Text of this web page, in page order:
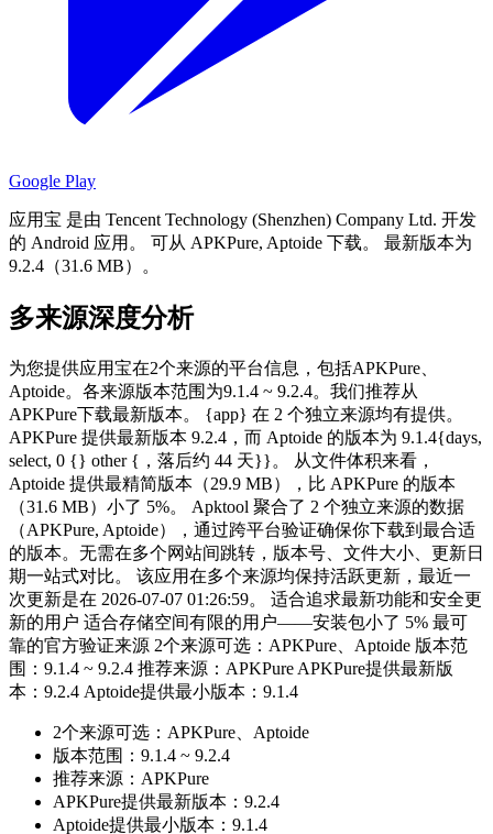
Google Play
应用宝 是由 Tencent Technology (Shenzhen) Company Ltd. 开发
的 Android 应用。
可从 APKPure, Aptoide 下载。
最新版本为
9.2.4（31.6 MB）。
多来源深度分析
为您提供应用宝在2个来源的平台信息，包括APKPure、
Aptoide。各来源版本范围为9.1.4 ~ 9.2.4。我们推荐从
APKPure下载最新版本。 {app} 在 2 个独立来源均有提供。
APKPure 提供最新版本 9.2.4，而 Aptoide 的版本为 9.1.4{days,
select, 0 {} other {，落后约 44 天}}。 从文件体积来看，
Aptoide 提供最精简版本（29.9 MB），比 APKPure 的版本
（31.6 MB）小了 5%。 Apktool 聚合了 2 个独立来源的数据
（APKPure, Aptoide），通过跨平台验证确保你下载到最合适
的版本。无需在多个网站间跳转，版本号、文件大小、更新日
期一站式对比。 该应用在多个来源均保持活跃更新，最近一
次更新是在 2026-07-07 01:26:59。 适合追求最新功能和安全更
新的用户 适合存储空间有限的用户——安装包小了 5% 最可
靠的官方验证来源 2个来源可选：APKPure、Aptoide 版本范
围：9.1.4 ~ 9.2.4 推荐来源：APKPure APKPure提供最新版
本：9.2.4 Aptoide提供最小版本：9.1.4
2个来源可选：APKPure、Aptoide
版本范围：9.1.4 ~ 9.2.4
推荐来源：APKPure
APKPure提供最新版本：9.2.4
Aptoide提供最小版本：9.1.4